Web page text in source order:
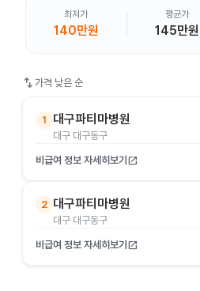
최저가
140만원
평균가
145만원
swap_vert 가격 낮은 순
1 대구파티마병원
대구 대구동구
비급여 정보 자세히보기 open_in_new
2 대구파티마병원
대구 대구동구
비급여 정보 자세히보기 open_in_new